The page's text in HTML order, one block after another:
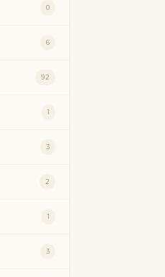
0
6
92
1
3
2
1
3